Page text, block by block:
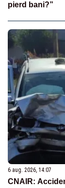
pierd bani?”
6 aug. 2026, 14:07
CNAIR: